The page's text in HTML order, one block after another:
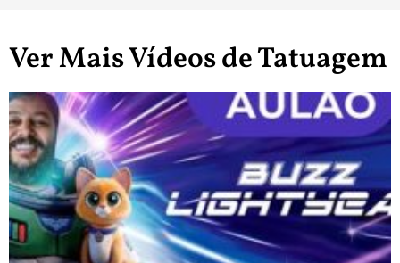
Ver Mais Vídeos de Tatuagem